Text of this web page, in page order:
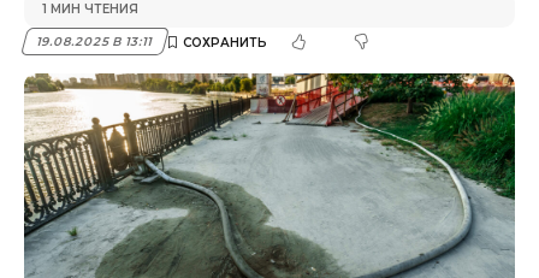
19.08.2025 В 13:11
1 МИН ЧТЕНИЯ